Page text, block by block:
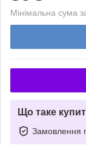
Мінімальна сума
Що таке
Замовлення